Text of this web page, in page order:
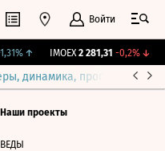
Войти
↑ IMOEX 2 281,31 -0,2%↓
динамика, прогнозы
Наши проекты
ВЕДЫ